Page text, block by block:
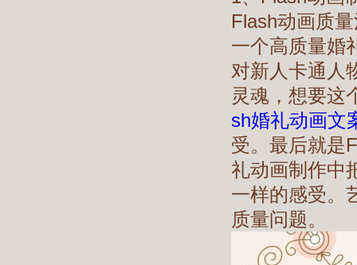
Flash动画质
一个高质量婚
对新人卡通人
灵魂，想要这
sh婚礼动画文
受。最后就是
礼动画制作中
一样的感受。
质量问题。